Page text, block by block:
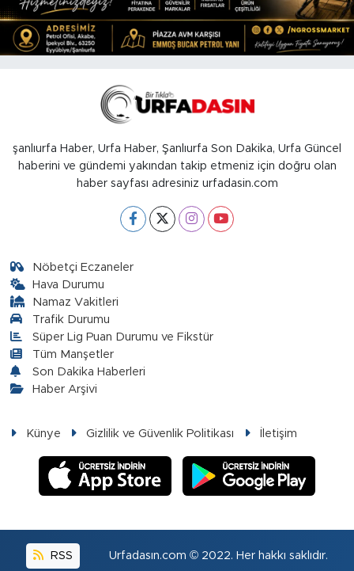
şanlıurfa Haber, Urfa Haber, Şanlıurfa Son Dakika, Urfa Güncel
haberini ve gündemi yakından takip etmeniz için doğru olan
haber sayfası adresiniz urfadasin.com
Nöbetçi Eczaneler
Hava Durumu
Namaz Vakitleri
Trafik Durumu
Süper Lig Puan Durumu ve Fikstür
Tüm Manşetler
Son Dakika Haberleri
Haber Arşivi
Künye Gizlilik ve Güvenlik Politikası İletişim
RSS Urfadasın.com © 2022. Her hakkı saklıdır.